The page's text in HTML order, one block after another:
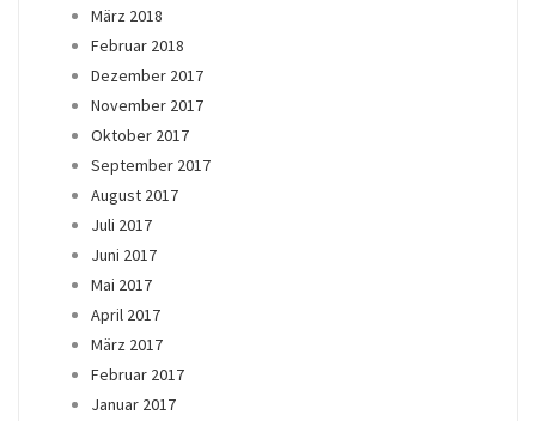
März 2018
Februar 2018
Dezember 2017
November 2017
Oktober 2017
September 2017
August 2017
Juli 2017
Juni 2017
Mai 2017
April 2017
März 2017
Februar 2017
Januar 2017